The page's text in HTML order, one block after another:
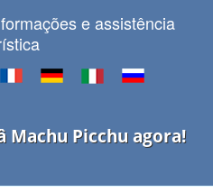
e assistência
Machu Picchu agora!